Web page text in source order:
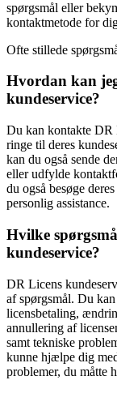
spørgsmål eller
kontaktmetode for
Ofte stillede
Hvordan kan
kundeservice?
Du kan kontakte DR
ringe til deres
kan du også sende
eller udfylde
du også besøge
personlig assistance.
Hvilke
kundeservice?
DR Licens
af spørgsmål. Du
licensbetaling,
annullering af
samt tekniske
kunne hjælpe dig
problemer, du måtte